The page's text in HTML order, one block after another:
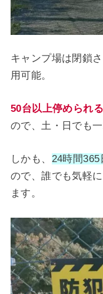
キャンプ場は閉鎖
用可能。
50台以上停められ
ので、土・日でも
しかも、 24時間365
ので、誰でも気軽
ます。